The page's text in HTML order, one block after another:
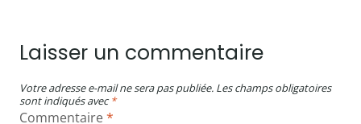
Laisser un commentaire
Votre adresse e-mail ne sera pas publiée. Les champs obligatoires
sont indiqués avec*
Commentaire*